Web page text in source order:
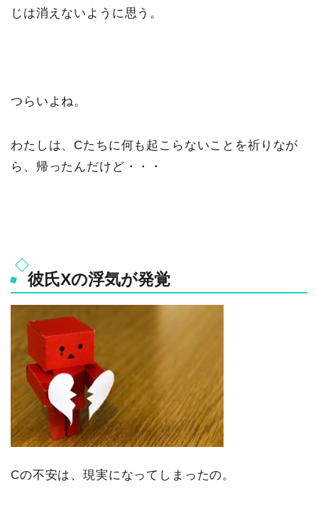
じは消えないように思う。
つらいよね。
わたしは、Cたちに何も起こらないことを祈りなが
ら、帰ったんだけど・・・
彼氏Xの浮気が発覚
Cの不安は、現実になってしまったの。